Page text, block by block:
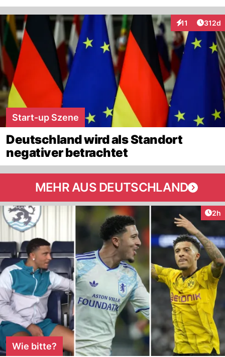
11
Interaktionen
312d
Start-up Szene
Deutschland wird als Standort
negativer betrachtet
MEHR AUS DEUTSCHLAND
2h
Wie bitte?